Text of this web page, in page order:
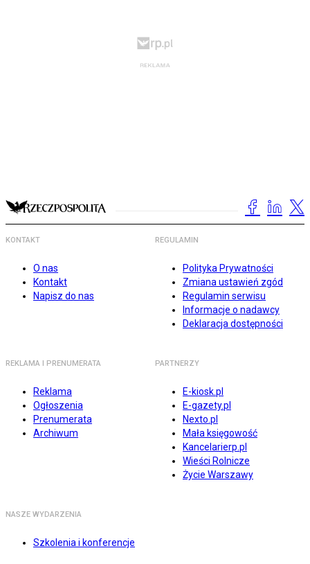
KONTAKT
O nas
Kontakt
Napisz do nas
REGULAMIN
Polityka Prywatności
Zmiana ustawień zgód
Regulamin serwisu
Informacje o nadawcy
Deklaracja dostępności
REKLAMA I PRENUMERATA
Reklama
Ogłoszenia
Prenumerata
Archiwum
PARTNERZY
E-kiosk.pl
E-gazety.pl
Nexto.pl
Mała księgowość
Kancelarierp.pl
Wieści Rolnicze
Życie Warszawy
NASZE WYDARZENIA
Szkolenia i konferencje